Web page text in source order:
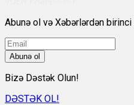
Abunə ol və Xəbərlərdən
Abunə ol
Bizə Dəstək Olun!
DƏSTƏK OL!